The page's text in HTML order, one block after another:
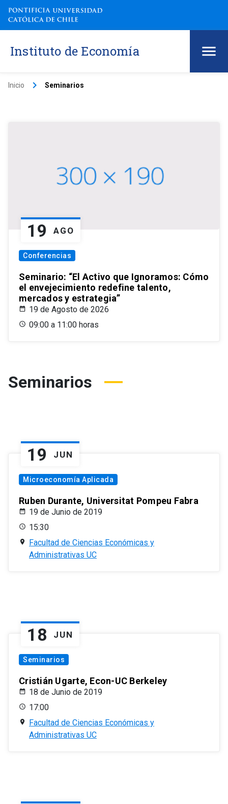
Instituto de Economía
Inicio keyboard_arrow_right Seminarios
19 AGO
Conferencias
Seminario: “El Activo que Ignoramos: Cómo
el envejecimiento redefine talento,
mercados y estrategia”
19 de Agosto de 2026
09:00 a 11:00 horas
Seminarios
19 JUN
Microeconomía Aplicada
Ruben Durante, Universitat Pompeu Fabra
19 de Junio de 2019
15:30
Facultad de Ciencias Económicas y
Administrativas UC
18 JUN
Seminarios
Cristián Ugarte, Econ-UC Berkeley
18 de Junio de 2019
17:00
Facultad de Ciencias Económicas y
Administrativas UC